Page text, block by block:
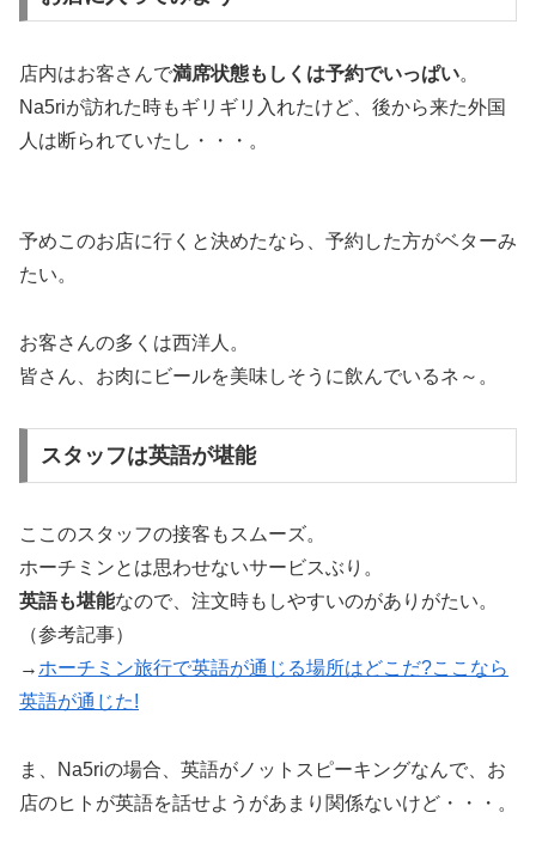
店内はお客さんで満席状態もしくは予約でいっぱい。
Na5riが訪れた時もギリギリ入れたけど、後から来た外国
人は断られていたし・・・。
予めこのお店に行くと決めたなら、予約した方がベターみ
たい。
お客さんの多くは西洋人。
皆さん、お肉にビールを美味しそうに飲んでいるネ～。
スタッフは英語が堪能
ここのスタッフの接客もスムーズ。
ホーチミンとは思わせないサービスぶり。
英語も堪能なので、注文時もしやすいのがありがたい。
（参考記事）
→ ホーチミン旅行で英語が通じる場所はどこだ?ここなら
英語が通じた!
ま、Na5riの場合、英語がノットスピーキングなんで、お
店のヒトが英語を話せようがあまり関係ないけど・・・。